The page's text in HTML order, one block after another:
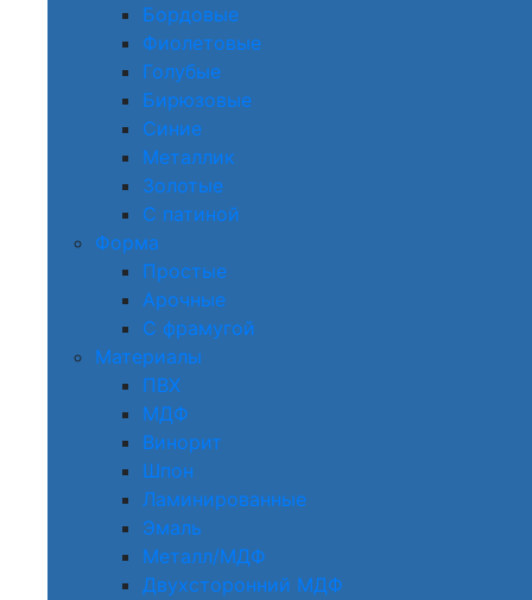
Бордовые
Фиолетовые
Голубые
Бирюзовые
Синие
Металлик
Золотые
С патиной
Форма
Простые
Арочные
С фрамугой
Материалы
ПВХ
МДФ
Винорит
Шпон
Ламинированные
Эмаль
Металл/МДФ
Двухсторонний МДФ